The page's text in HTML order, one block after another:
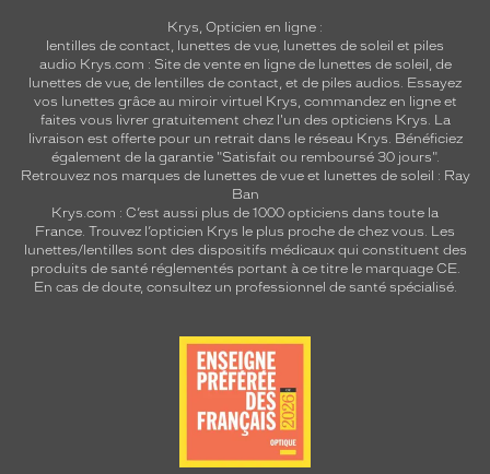
Krys, Opticien en ligne :
lentilles de contact, lunettes de vue, lunettes de soleil et piles
audio Krys.com : Site de vente en ligne de lunettes de soleil, de
lunettes de vue, de lentilles de contact, et de piles audios. Essayez
vos lunettes grâce au miroir virtuel Krys, commandez en ligne et
faites vous livrer gratuitement chez l'un des opticiens Krys. La
livraison est offerte pour un retrait dans le réseau Krys. Bénéficiez
également de la garantie "Satisfait ou remboursé 30 jours".
Retrouvez nos marques de lunettes de vue et lunettes de soleil : Ray
Ban
Krys.com : C’est aussi plus de 1000 opticiens dans toute la
France. Trouvez l’opticien Krys le plus proche de chez vous. Les
lunettes/lentilles sont des dispositifs médicaux qui constituent des
produits de santé réglementés portant à ce titre le marquage CE.
En cas de doute, consultez un professionnel de santé spécialisé.